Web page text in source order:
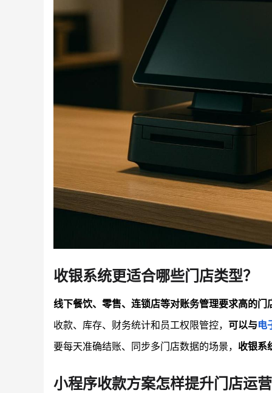
收银系统更适合哪些门店类型？
线下餐饮、零售、连锁店等对账务管理要求高的门
收款、库存、财务统计和员工权限管控， 可以与电
要每天准确结账、同步多门店数据的场景， 收银系
小程序收款方案怎样提升门店运